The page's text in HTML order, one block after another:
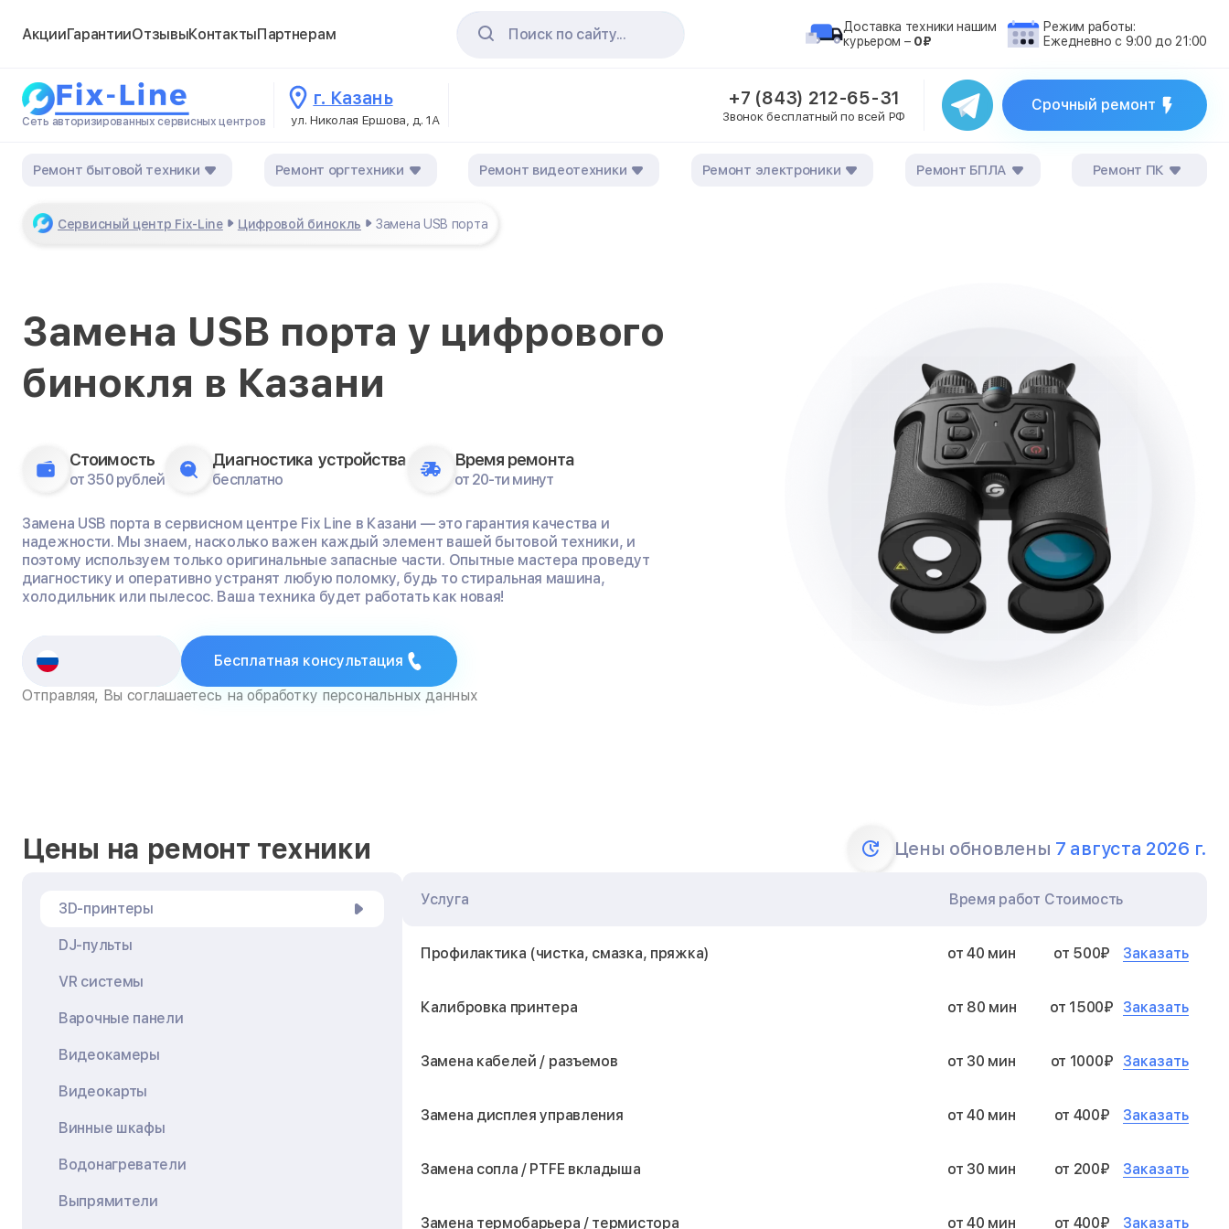
АкцииГарантииОтзывыКонтактыПартнерам Поиск по сайту...
Доставка техники нашим
курьером – 0₽
Режим работы:
Ежедневно с 9:00 до 21:00
Сеть авторизированных сервисных центров
г. Казань
ул. Николая Ершова, д. 1А
+7 (843) 212-65-31
Звонок бесплатный по всей РФ
Срочный ремонт
Ремонт бытовой техники Ремонт оргтехники Ремонт видеотехники Ремонт электроники Ремонт БПЛА Ремонт ПК
Сервисный центр Fix-Line Цифровой бинокль Замена USB порта
Замена USB порта у цифрового
бинокля в Казани
Стоимость
от 350 рублей
Диагностика устройства
бесплатно
Время ремонта
от 20-ти минут
Замена USB порта в сервисном центре Fix Line в Казани — это гарантия качества и
надежности. Мы знаем, насколько важен каждый элемент вашей бытовой техники, и
поэтому используем только оригинальные запасные части. Опытные мастера проведут
диагностику и оперативно устранят любую поломку, будь то стиральная машина,
холодильник или пылесос. Ваша техника будет работать как новая!
Бесплатная консультация
Отправляя, Вы соглашаетесь на обработку персональных данных
Цены на ремонт техники Цены обновлены 7 августа 2026 г.
3D-принтеры
DJ-пульты
VR системы
Варочные панели
Видеокамеры
Видеокарты
Винные шкафы
Водонагреватели
Выпрямители
Услуга Время работ Стоимость
Профилактика (чистка, смазка, пряжка) от 40 мин от 500₽ Заказать
Калибровка принтера от 80 мин от 1500₽ Заказать
Замена кабелей / разъемов от 30 мин от 1000₽ Заказать
Замена дисплея управления от 40 мин от 400₽ Заказать
Замена сопла / PTFE вкладыша от 30 мин от 200₽ Заказать
Замена термобарьера / термистора от 40 мин от 400₽ Заказать